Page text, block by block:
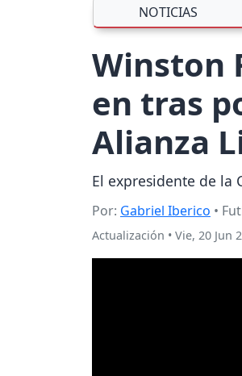
NOTICIAS
Winston
en tras
Alianza
El expresidente de la
Por: Gabriel Iberico •
Actualización • Vie, 20 Jun